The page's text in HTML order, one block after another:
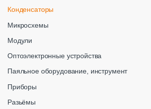
Конденсаторы
Микросхемы
Модули
Оптоэлектронные устройства
Паяльное оборудование, инструмент
Приборы
Разьёмы